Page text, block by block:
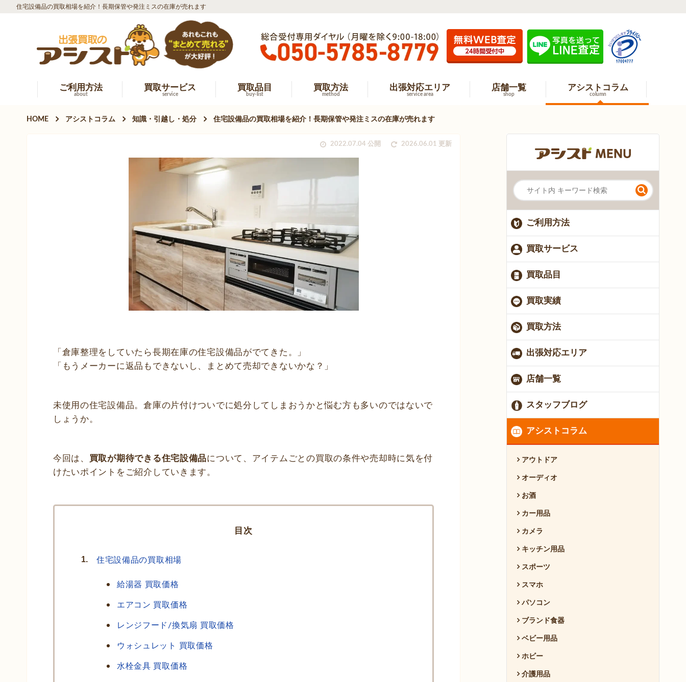
住宅設備品の買取相場を紹介！長期保管や発注ミスの在庫が売れます
ご利用方法
about
買取サービス
service
買取品目
buy-list
買取方法
method
出張対応エリア
service area
店舗一覧
shop
アシストコラム
column
HOME アシストコラム 知識・引越し・処分 住宅設備品の買取相場を紹介！長期保管や発注ミスの在庫が売れます
2022.07.04 公開 2026.06.01 更新
「倉庫整理をしていたら長期在庫の住宅設備品がでてきた。」
「もうメーカーに返品もできないし、まとめて売却できないかな？」
未使用の住宅設備品。倉庫の片付けついでに処分してしまおうかと悩む方も多いのではないで
しょうか。
今回は、 買取が期待できる住宅設備品について、アイテムごとの買取の条件や売却時に気を付
けたいポイントをご紹介していきます。
目次
住宅設備品の買取相場
給湯器 買取価格
エアコン 買取価格
レンジフード/換気扇 買取価格
ウォシュレット 買取価格
水栓金具 買取価格
ご利用方法
買取サービス
買取品目
買取実績
買取方法
出張対応エリア
店舗一覧
スタッフブログ
アシストコラム
アウトドア
オーディオ
お酒
カー用品
カメラ
キッチン用品
スポーツ
スマホ
パソコン
ブランド食器
ベビー用品
ホビー
介護用品